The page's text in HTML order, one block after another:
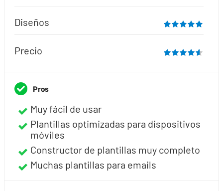
Diseños
Precio
Pros
Muy fácil de usar
Plantillas optimizadas para dispositivos
móviles
Constructor de plantillas muy completo
Muchas plantillas para emails